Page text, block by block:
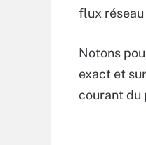
flux réseau
Notons
exact et
courant du